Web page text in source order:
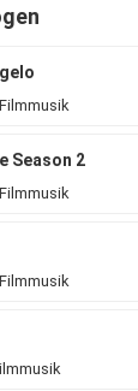
Filmmusik
Season 2
Filmmusik
Filmmusik